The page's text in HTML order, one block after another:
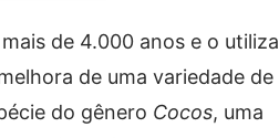
de 4.000 anos e o utiliza
de uma variedade de
do gênero Cocos, uma